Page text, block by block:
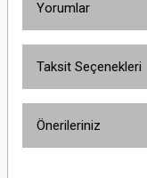
Yorumlar
Taksit Seçenekleri
Önerileriniz